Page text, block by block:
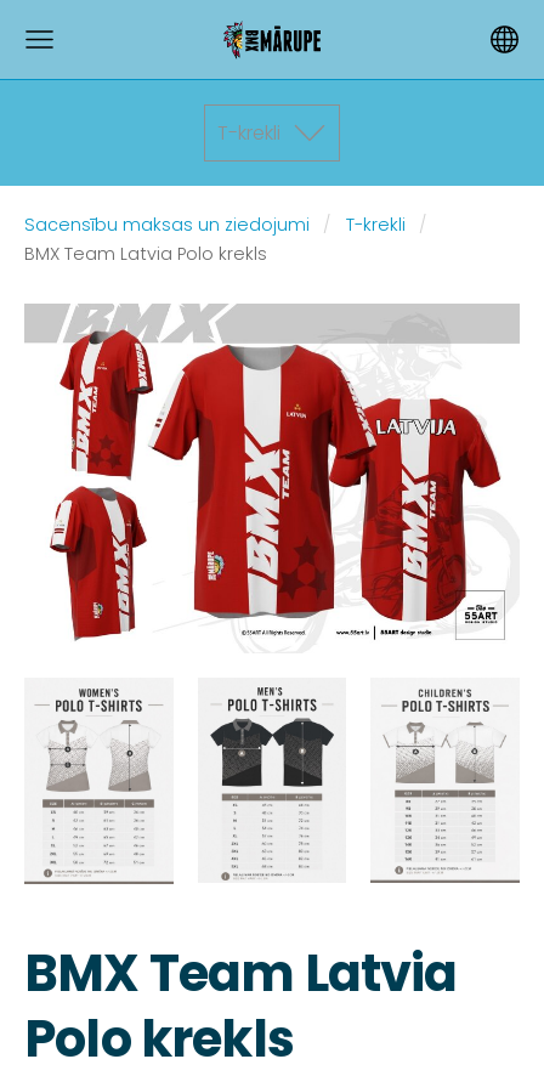
T-krekli
Sacensību maksas un ziedojumi
T-krekli
BMX Team Latvia Polo krekls
BMX Team Latvia
Polo krekls